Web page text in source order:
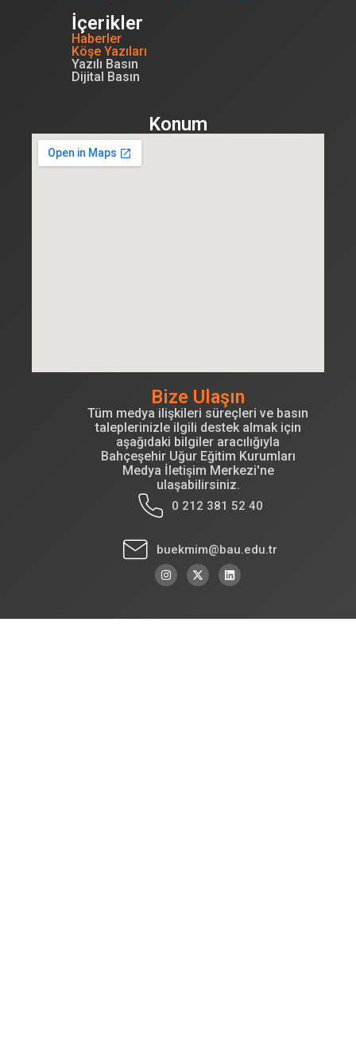
İçerikler
Haberler
Köşe Yazıları
Yazılı Basın
Dijital Basın
Konum
Bize Ulaşın
Tüm medya ilişkileri süreçleri ve basın
taleplerinizle ilgili destek almak için
aşağıdaki bilgiler aracılığıyla
Bahçeşehir Uğur Eğitim Kurumları
Medya İletişim Merkezi'ne
ulaşabilirsiniz.
0 212 381 52 40
buekmim@bau.edu.tr